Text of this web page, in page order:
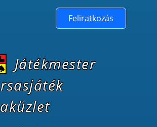
Feliratkozás
Játékmester